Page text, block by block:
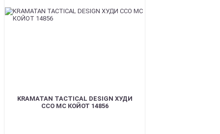
KRAMATAN TACTICAL DESIGN ХУДИ
ССО МС КОЙОТ 14856